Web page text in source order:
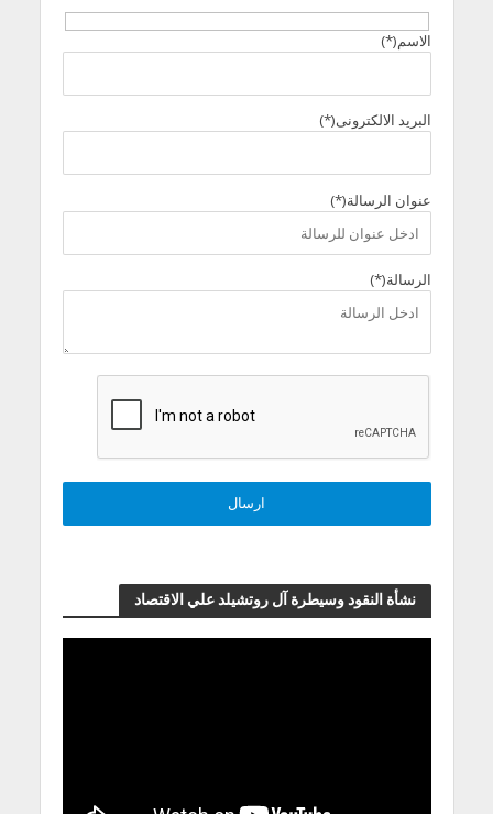
الاسم(*)
البريد الالكترونى(*)
عنوان الرسالة(*)
الرسالة(*)
نشأة النقود وسيطرة آل روتشيلد علي الاقتصاد